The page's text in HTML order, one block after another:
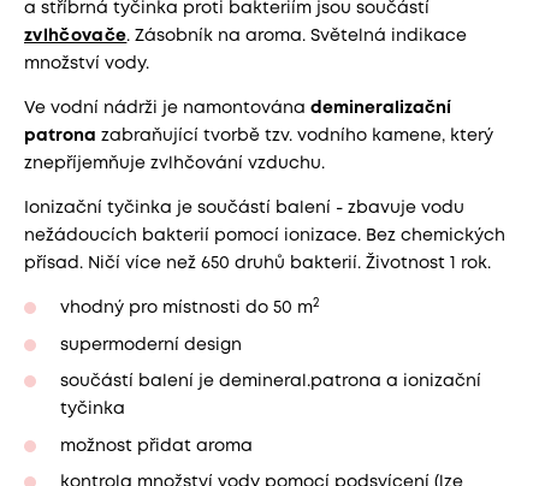
a stříbrná tyčinka proti bakteriím jsou součástí
zvlhčovače. Zásobník na aroma. Světelná indikace
množství vody.
Ve vodní nádrži je namontována demineralizační
patrona zabraňující tvorbě tzv. vodního kamene, který
znepříjemňuje zvlhčování vzduchu.
Ionizační tyčinka je součástí balení - zbavuje vodu
nežádoucích bakterií pomocí ionizace. Bez chemických
přísad. Ničí více než 650 druhů bakterií. Životnost 1 rok.
vhodný pro místnosti do 50 m2
supermoderní design
součástí balení je demineral.patrona a ionizační
tyčinka
možnost přidat aroma
kontrola množství vody pomocí podsvícení (lze